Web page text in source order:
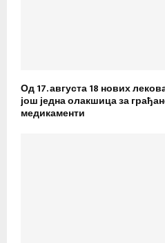
Од 17. августа 18 нових
још једна олакшица за
медикаменти